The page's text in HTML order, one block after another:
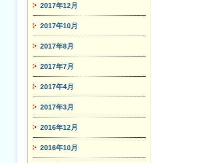
2017年12月
2017年10月
2017年8月
2017年7月
2017年4月
2017年3月
2016年12月
2016年10月